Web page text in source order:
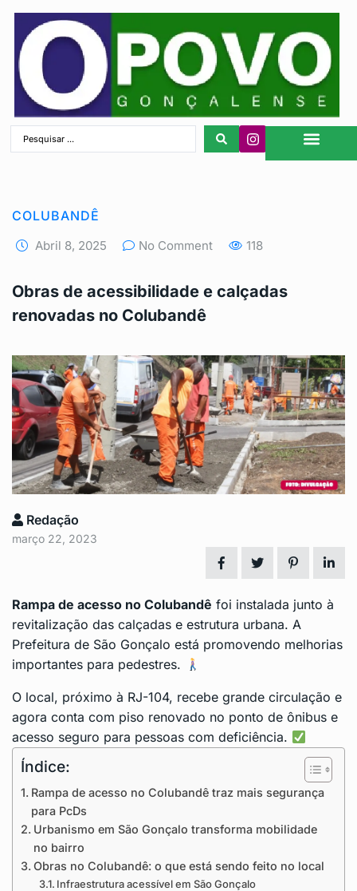
COLUBANDÊ
Abril 8, 2025 No Comment 118
Obras de acessibilidade e calçadas
renovadas no Colubandê
Redação
março 22, 2023
Rampa de acesso no Colubandê foi instalada junto à
revitalização das calçadas e estrutura urbana. A
Prefeitura de São Gonçalo está promovendo melhorias
importantes para pedestres.
O local, próximo à RJ-104, recebe grande circulação e
agora conta com piso renovado no ponto de ônibus e
acesso seguro para pessoas com deficiência.
Índice:
Rampa de acesso no Colubandê traz mais segurança
para PcDs
Urbanismo em São Gonçalo transforma mobilidade
no bairro
Obras no Colubandê: o que está sendo feito no local
Infraestrutura acessível em São Gonçalo